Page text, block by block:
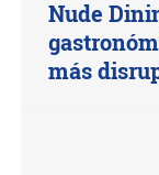
Nude
más